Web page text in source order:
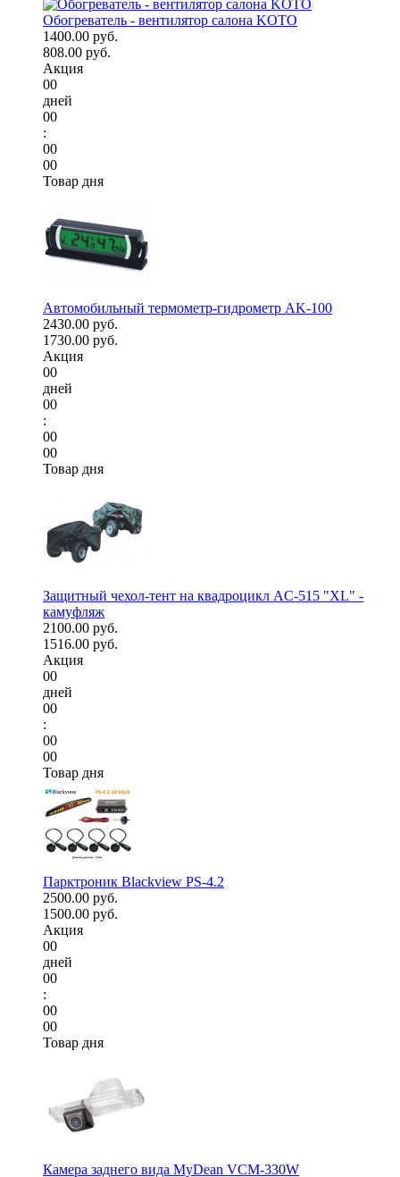
Обогреватель - вентилятор салона KOTO
1400.00 руб.
808.00 руб.
Акция
00
дней
00
:
00
00
Товар дня
Автомобильный термометр-гидрометр AK-100
2430.00 руб.
1730.00 руб.
Акция
00
дней
00
:
00
00
Товар дня
Защитный чехол-тент на квадроцикл AC-515 "XL" -
камуфляж
2100.00 руб.
1516.00 руб.
Акция
00
дней
00
:
00
00
Товар дня
Парктроник Blackview PS-4.2
2500.00 руб.
1500.00 руб.
Акция
00
дней
00
:
00
00
Товар дня
Камера заднего вида MyDean VCM-330W